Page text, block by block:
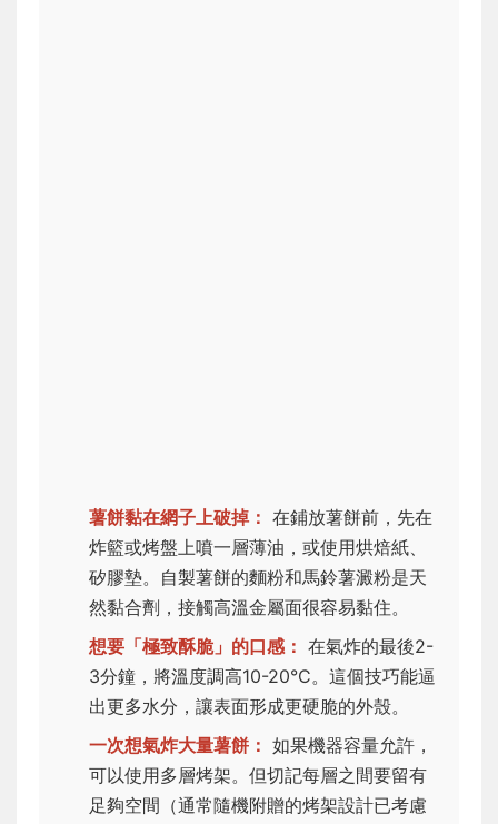
薯餅黏在網子上破掉： 在鋪放薯餅前，先在
炸籃或烤盤上噴一層薄油，或使用烘焙紙、
矽膠墊。自製薯餅的麵粉和馬鈴薯澱粉是天
然黏合劑，接觸高溫金屬面很容易黏住。
想要「極致酥脆」的口感： 在氣炸的最後2-
3分鐘，將溫度調高10-20°C。這個技巧能逼
出更多水分，讓表面形成更硬脆的外殼。
一次想氣炸大量薯餅： 如果機器容量允許，
可以使用多層烤架。但切記每層之間要留有
足夠空間（通常隨機附贈的烤架設計已考慮